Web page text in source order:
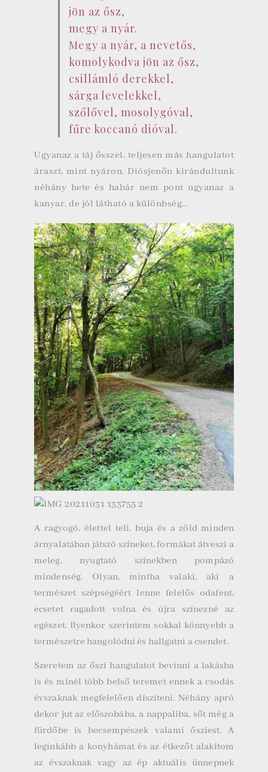
jön az ősz,
megy a nyár.
Megy a nyár, a nevetős,
komolykodva jön az ősz,
csillámló derekkel,
sárga levelekkel,
szőlővel, mosolygóval,
fűre koccanó dióval.
Ugyanaz a táj ősszel, teljesen más hangulatot
áraszt, mint nyáron. Diósjenőn kirándultunk
néhány hete és habár nem pont ugyanaz a
kanyar, de jól látható a különbség…
A ragyogó, élettel teli, buja és a zöld minden
árnyalatában játszó színeket, formákat átveszi a
meleg, nyugtató színekben pompázó
mindenség. Olyan, mintha valaki, aki a
természet szépségéért lenne felelős odafent,
ecsetet ragadott volna és újra színezné az
egészet. Ilyenkor szerintem sokkal könnyebb a
természetre hangolódni és hallgatni a csendet.
Szeretem az őszi hangulatot bevinni a lakásba
is és minél több belső teremet ennek a csodás
évszaknak megfelelően díszíteni. Néhány apró
dekor jut az előszobába, a nappaliba, sőt még a
fürdőbe is becsempészek valami ősziest. A
leginkább a konyhámat és az étkezőt alakítom
az évszaknak vagy az ép aktuális ünnepnek